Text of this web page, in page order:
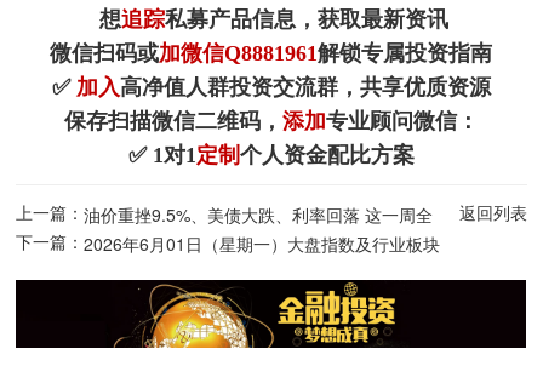
想追踪私募产品信息，获取最新资讯
微信扫码或加微信Q8881961解锁专属投资指南
✅加入高净值人群投资交流群，共享优质资源
保存扫描微信二维码， 添加专业顾问微信：
✅ 1对1 定制 个人资金配比方案
上一篇：油价重挫9.5%、美债大跌、利率回落 这一周全
球市场发生了什么？后市该如何布局？
下一篇：2026年6月01日（星期一）大盘指数及行业板块
返回列表